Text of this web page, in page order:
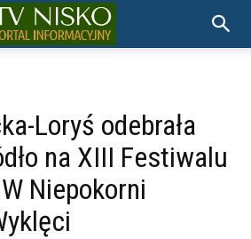
Loryś odebrała
na XIII Festiwalu
Niepokorni